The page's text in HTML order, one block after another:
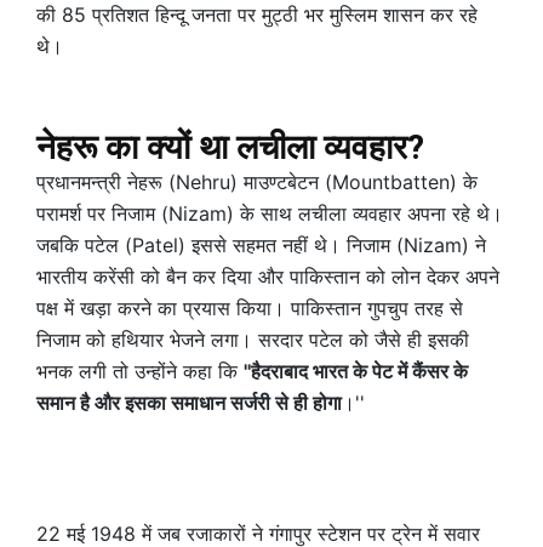
की 85 प्रतिशत हिन्दू जनता पर मुट्ठी भर मुस्लिम शासन कर रहे
थे।
नेहरू का क्यों था लचीला व्यवहार?
प्रधानमन्त्री नेहरू (Nehru) माउण्टबेटन (Mountbatten) के
परामर्श पर निजाम (Nizam) के साथ लचीला व्यवहार अपना रहे थे।
जबकि पटेल (Patel) इससे सहमत नहीं थे। निजाम (Nizam) ने
भारतीय करेंसी को बैन कर दिया और पाकिस्तान को लोन देकर अपने
पक्ष में खड़ा करने का प्रयास किया। पाकिस्तान गुपचुप तरह से
निजाम को हथियार भेजने लगा। सरदार पटेल को जैसे ही इसकी
भनक लगी तो उन्होंने कहा कि ''हैदराबाद भारत के पेट में कैंसर के
समान है और इसका समाधान सर्जरी से ही होगा।''
22 मई 1948 में जब रजाकारों ने गंगापुर स्टेशन पर ट्रेन में सवार